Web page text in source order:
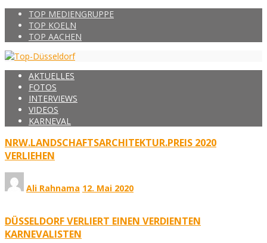
TOP MEDIENGRUPPE
TOP KOELN
TOP AACHEN
AKTUELLES
FOTOS
INTERVIEWS
VIDEOS
KARNEVAL
NRW.LANDSCHAFTSARCHITEKTUR.PREIS 2020
VERLIEHEN
Ali Rahnama 12. Mai 2020
DÜSSELDORF VERLIERT EINEN VERDIENTEN
KARNEVALISTEN